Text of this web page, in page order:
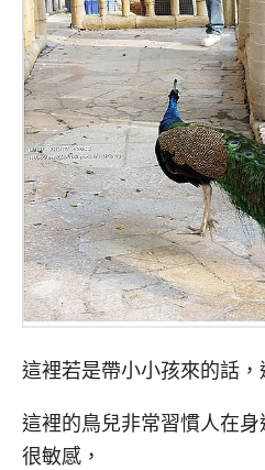
這裡若是帶小小孩來的話
這裡的鳥兒非常習慣人在
很敏感，